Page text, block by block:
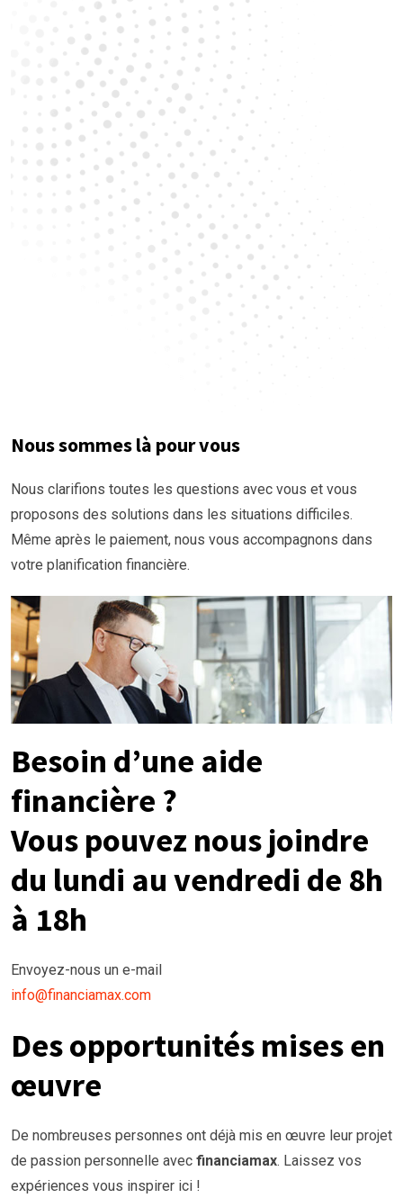
Nous sommes là pour vous
Nous clarifions toutes les questions avec vous et vous
proposons des solutions dans les situations difficiles.
Même après le paiement, nous vous accompagnons dans
votre planification financière.
Besoin d’une aide
financière ?
Vous pouvez nous joindre
du lundi au vendredi de 8h
à 18h
Envoyez-nous un e-mail
info@financiamax.com
Des opportunités mises en
œuvre
De nombreuses personnes ont déjà mis en œuvre leur projet
de passion personnelle avec financiamax. Laissez vos
expériences vous inspirer ici !